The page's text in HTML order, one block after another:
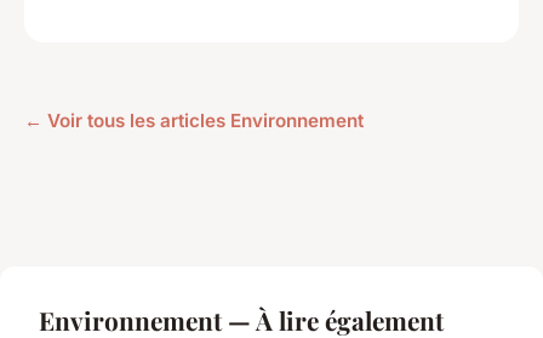
← Voir tous les articles Environnement
Environnement — À lire également